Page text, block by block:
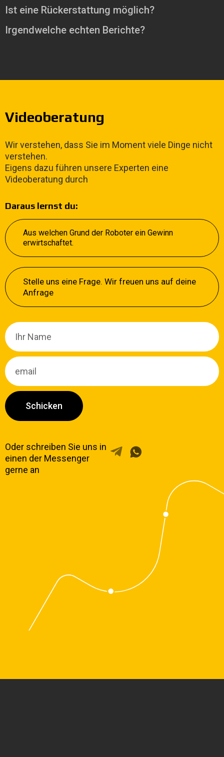
Ist eine Rückerstattung möglich?
Irgendwelche echten Berichte?
Videoberatung
Wir verstehen, dass Sie im Moment viele Dinge nicht
verstehen.
Eigens dazu führen unsere Experten eine
Videoberatung durch
Daraus lernst du:
Aus welchen Grund der Roboter ein Gewinn
erwirtschaftet.
Stelle uns eine Frage. Wir freuen uns auf deine
Anfrage
Schicken
Oder schreiben Sie uns in
einen der Messenger
gerne an